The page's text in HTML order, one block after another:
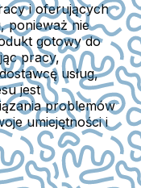
i oferujących
ponieważ nie
gotowy do
pracy,
usług,
jest
problemów
umiejętności i